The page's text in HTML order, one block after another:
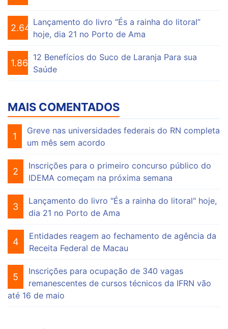
2.645
Lançamento do livro “És a rainha do litoral”
hoje, dia 21 no Porto de Ama
1.862
12 Benefícios do Suco de Laranja Para sua
Saúde
MAIS COMENTADOS
1
Greve nas universidades federais do RN completa
um mês sem acordo
2
Inscrições para o primeiro concurso público do
IDEMA começam na próxima semana
3
Lançamento do livro "És a rainha do litoral" hoje,
dia 21 no Porto de Ama
4
Entidades reagem ao fechamento de agência da
Receita Federal de Macau
5
Inscrições para ocupação de 340 vagas
remanescentes de cursos técnicos da IFRN vão
até 16 de maio